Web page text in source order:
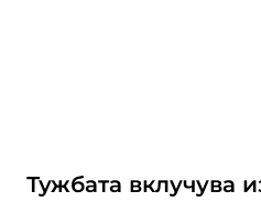
Тужбата вклучува